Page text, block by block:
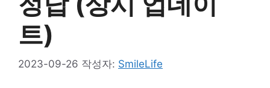
트)
2023-09-26 작성자: SmileLife